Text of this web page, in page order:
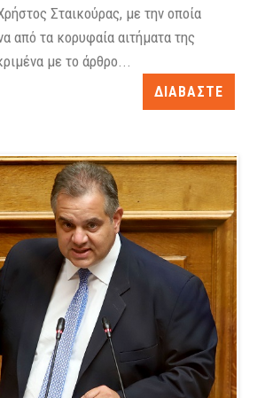
Σταικούρας, με την οποία
από τα κορυφαία αιτήματα της
με το άρθρο...
ΔΙΑΒΑΣΤΕ